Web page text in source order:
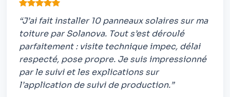
“J’ai fait installer 10 panneaux solaires sur ma
toiture par Solanova. Tout s’est déroulé
parfaitement : visite technique impec, délai
respecté, pose propre. Je suis impressionné
par le suivi et les explications sur
l’application de suivi de production.”